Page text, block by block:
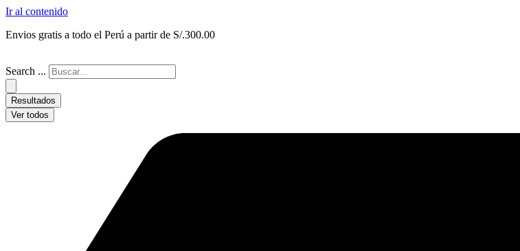
Ir al contenido
Envios gratis a todo el Perú a partir de S/.300.00
Search ...
Resultados
Ver todos